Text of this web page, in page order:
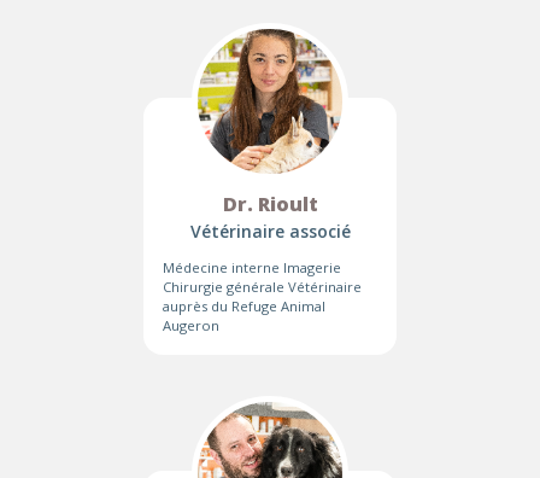
Dr. Rioult
Vétérinaire associé
Médecine interne Imagerie
Chirurgie générale Vétérinaire
auprès du Refuge Animal
Augeron